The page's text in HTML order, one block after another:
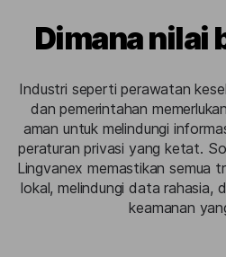
Dimana nilai
Industri seperti perawatan
dan pemerintahan
aman untuk melindungi
peraturan privasi yang ketat.
Lingvanex memastikan semua
lokal, melindungi data rahasia,
keamanan